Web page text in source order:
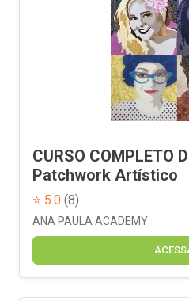
CURSO COMPLETO
Patchwork Artístico
⭐ 5.0 (8)
ANA PAULA ACADEMY